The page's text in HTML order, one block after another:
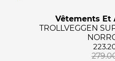
Vêtements Et
TROLLVEGGEN